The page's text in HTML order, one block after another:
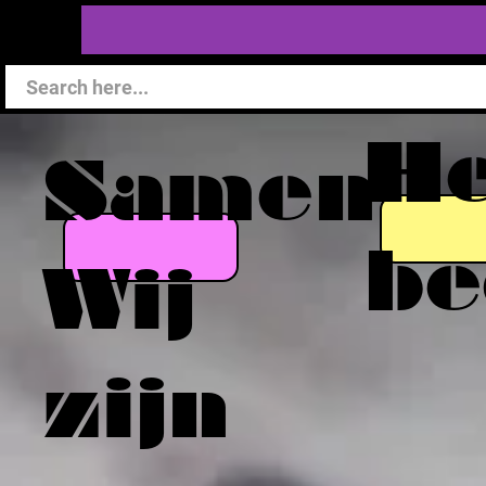
Samen
Wij
zijn